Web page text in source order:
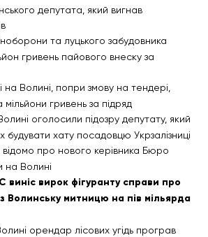
депутата, який вигнав
та луцького забудовника
гривень пайового внеску за
на Волині, попри змову на тендері,
гривень за підряд
оголосили підозру депутату, який
будувати хату посадовцю Укрзалізниці
про нового керівника Бюро
на Волині
виніс вирок фігуранту справи про
Волинську митницю на пів мільярда
орендар лісових угідь програв